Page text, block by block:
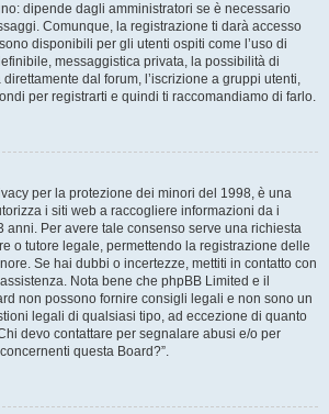
dipende dagli amministratori se è necessario
Comunque, la registrazione ti darà accesso
disponibili per gli utenti ospiti come l’uso di
messaggistica privata, la possibilità di
dal forum, l’iscrizione a gruppi utenti,
per registrarti e quindi ti raccomandiamo di farlo.
per la protezione dei minori del 1998, è una
i siti web a raccogliere informazioni da i
anni. Per avere tale consenso serve una richiesta
o tutore legale, permettendo la registrazione delle
Se hai dubbi o incertezze, mettiti in contatto con
Nota bene che phpBB Limited e il
non possono fornire consigli legali e non sono un
legali di qualsiasi tipo, ad eccezione di quanto
devo contattare per segnalare abusi e/o per
questa Board?”.